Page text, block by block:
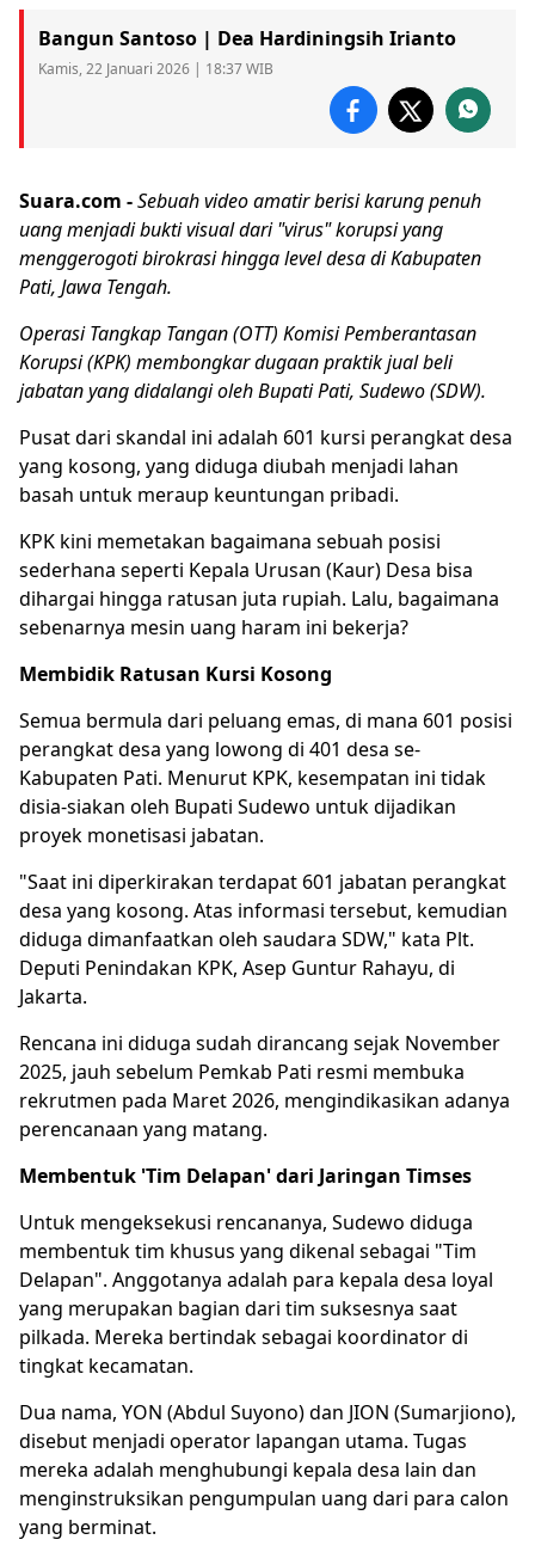
Bangun Santoso | Dea Hardiningsih Irianto
Kamis, 22 Januari 2026 | 18:37 WIB
Suara.com -Sebuah video amatir berisi karung penuh
uang menjadi bukti visual dari "virus" korupsi yang
menggerogoti birokrasi hingga level desa di Kabupaten
Pati, Jawa Tengah.
Operasi Tangkap Tangan (OTT) Komisi Pemberantasan
Korupsi (KPK) membongkar dugaan praktikjual beli
jabatanyang didalangi olehBupati Pati, Sudewo(SDW).
Pusat dari skandal ini adalah 601 kursi perangkat desa
yang kosong, yang diduga diubah menjadi lahan
basah untuk meraup keuntungan pribadi.
KPK kini memetakan bagaimana sebuah posisi
sederhana seperti Kepala Urusan (Kaur) Desa bisa
dihargai hingga ratusan juta rupiah. Lalu, bagaimana
sebenarnya mesin uang haram ini bekerja?
Membidik Ratusan Kursi Kosong
Semua bermula dari peluang emas, di mana 601 posisi
perangkat desa yang lowong di 401 desa se-
Kabupaten Pati. Menurut KPK, kesempatan ini tidak
disia-siakan oleh Bupati Sudewo untuk dijadikan
proyek monetisasi jabatan.
"Saat ini diperkirakan terdapat 601 jabatan perangkat
desa yang kosong. Atas informasi tersebut, kemudian
diduga dimanfaatkan oleh saudara SDW," kata Plt.
Deputi Penindakan KPK, Asep Guntur Rahayu, di
Jakarta.
Rencana ini diduga sudah dirancang sejak November
2025, jauh sebelum Pemkab Pati resmi membuka
rekrutmen pada Maret 2026, mengindikasikan adanya
perencanaan yang matang.
Membentuk 'Tim Delapan' dari Jaringan Timses
Untuk mengeksekusi rencananya, Sudewo diduga
membentuk tim khusus yang dikenal sebagai "Tim
Delapan". Anggotanya adalah para kepala desa loyal
yang merupakan bagian dari tim suksesnya saat
pilkada. Mereka bertindak sebagai koordinator di
tingkat kecamatan.
Dua nama, YON (Abdul Suyono) dan JION (Sumarjiono),
disebut menjadi operator lapangan utama. Tugas
mereka adalah menghubungi kepala desa lain dan
menginstruksikan pengumpulan uang dari para calon
yang berminat.